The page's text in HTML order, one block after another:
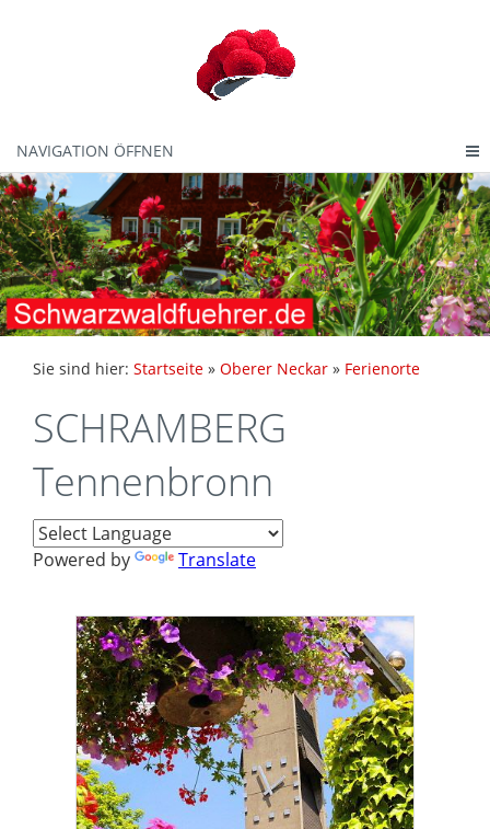
NAVIGATION ÖFFNEN
Sie sind hier: Startseite » Oberer Neckar » Ferienorte
SCHRAMBERG
Tennenbronn
Powered by Translate